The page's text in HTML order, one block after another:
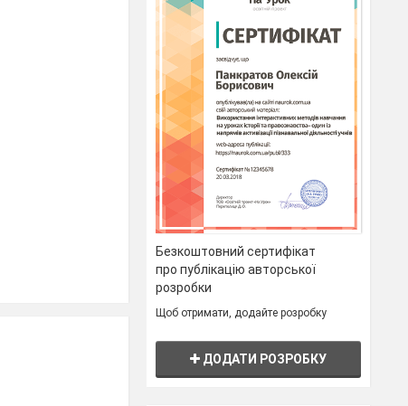
Безкоштовний сертифікат
про публікацію авторської
розробки
Щоб отримати, додайте розробку
ДОДАТИ РОЗРОБКУ